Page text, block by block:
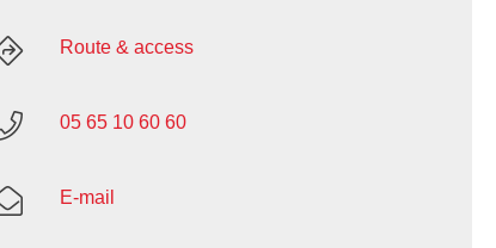
Route & access
05 65 10 60 60
E-mail